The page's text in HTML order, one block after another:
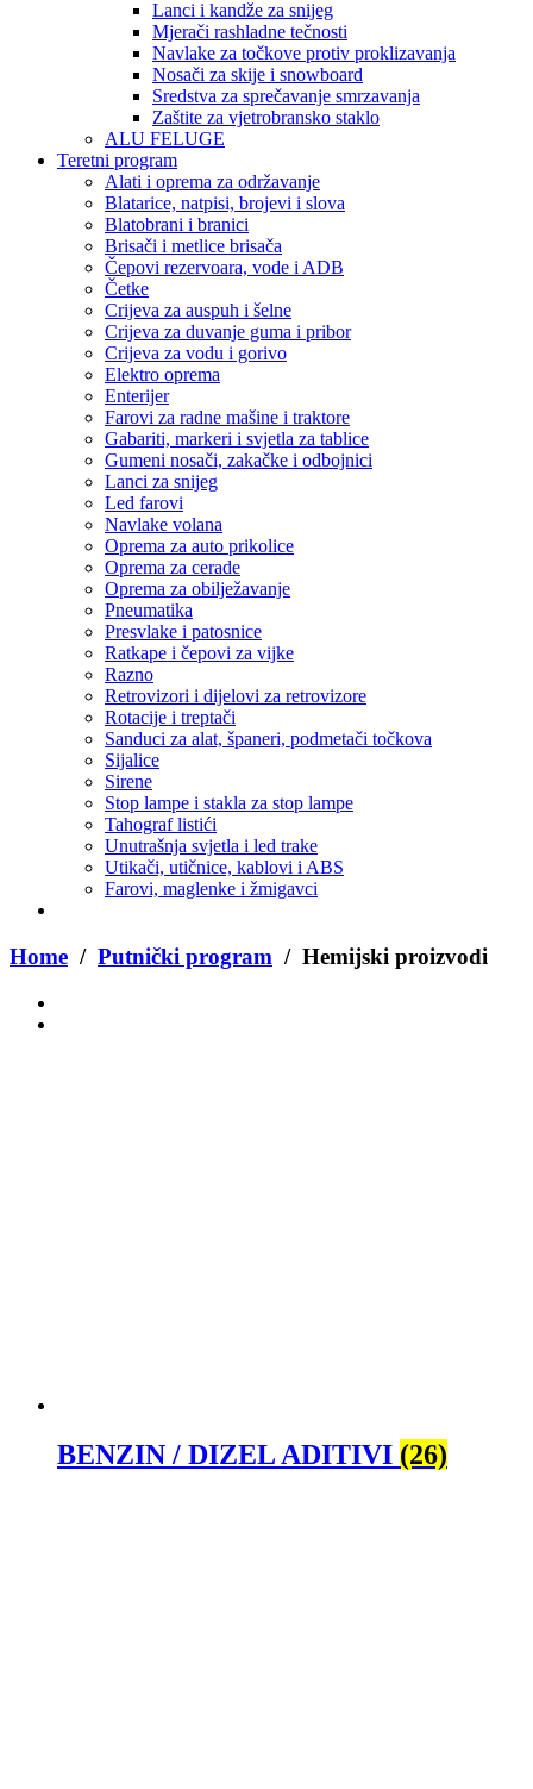
Lanci i kandže za snijeg
Mjerači rashladne tečnosti
Navlake za točkove protiv proklizavanja
Nosači za skije i snowboard
Sredstva za sprečavanje smrzavanja
Zaštite za vjetrobransko staklo
ALU FELUGE
Teretni program
Alati i oprema za održavanje
Blatarice, natpisi, brojevi i slova
Blatobrani i branici
Brisači i metlice brisača
Čepovi rezervoara, vode i ADB
Četke
Crijeva za auspuh i šelne
Crijeva za duvanje guma i pribor
Crijeva za vodu i gorivo
Elektro oprema
Enterijer
Farovi za radne mašine i traktore
Gabariti, markeri i svjetla za tablice
Gumeni nosači, zakačke i odbojnici
Lanci za snijeg
Led farovi
Navlake volana
Oprema za auto prikolice
Oprema za cerade
Oprema za obilježavanje
Pneumatika
Presvlake i patosnice
Ratkape i čepovi za vijke
Razno
Retrovizori i dijelovi za retrovizore
Rotacije i treptači
Sanduci za alat, španeri, podmetači točkova
Sijalice
Sirene
Stop lampe i stakla za stop lampe
Tahograf listići
Unutrašnja svjetla i led trake
Utikači, utičnice, kablovi i ABS
Farovi, maglenke i žmigavci
Home / Putnički program / Hemijski proizvodi
BENZIN / DIZEL ADITIVI (26)